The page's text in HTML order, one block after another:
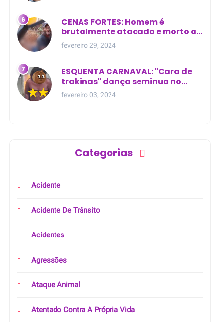
CENAS FORTES: Homem é
brutalmente atacado e morto a
golpes de facão em joão lisboa
fevereiro 29, 2024
ESQUENTA CARNAVAL: "Cara de
trakinas" dança seminua no
meio da rua na Bahia
fevereiro 03, 2024
Categorias
Acidente
Acidente De Trânsito
Acidentes
Agressões
Ataque Animal
Atentado Contra A Própria Vida